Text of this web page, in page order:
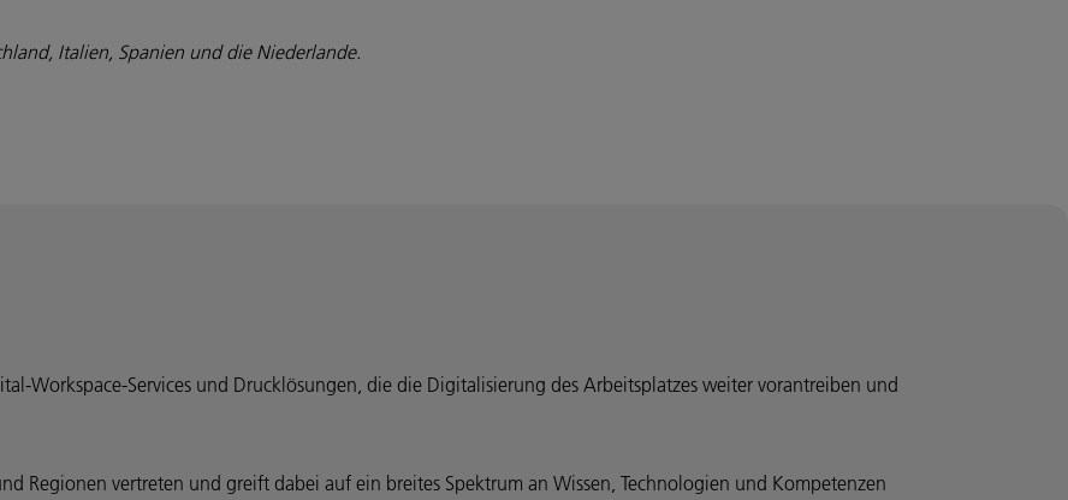
Italien, Spanien und die Niederlande.
Workspace-Services und Drucklösungen, die die Digitalisierung des Arbeitsplatzes weiter vorantreiben und
Regionen vertreten und greift dabei auf ein breites Spektrum an Wissen, Technologien und Kompetenzen